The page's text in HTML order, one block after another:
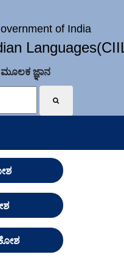
of India
ಜ್ಞಾನ
ಕೋಶ